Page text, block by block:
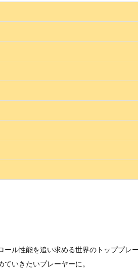
ール性能を追い求める世界のトッププレ
いきたいプレーヤーに。